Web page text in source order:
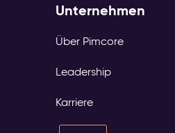
Unternehmen
Über Pimcore
Leadership
Karriere